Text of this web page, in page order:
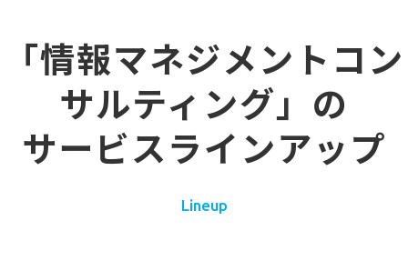
「情報マネジメントコン
サルティング」の
サービスラインアップ
Lineup